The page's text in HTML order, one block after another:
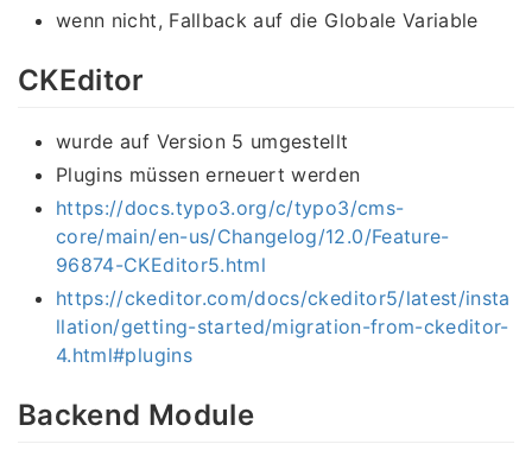
wenn nicht, Fallback auf die Globale Variable
CKEditor
wurde auf Version 5 umgestellt
Plugins müssen erneuert werden
https://docs.typo3.org/c/typo3/cms-
core/main/en-us/Changelog/12.0/Feature-
96874-CKEditor5.html
https://ckeditor.com/docs/ckeditor5/latest/insta
llation/getting-started/migration-from-ckeditor-
4.html#plugins
Backend Module